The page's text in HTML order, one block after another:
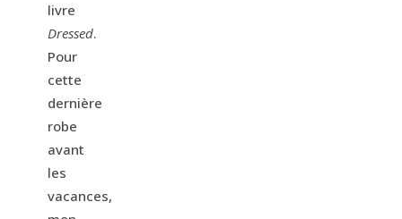
livre
Dressed.
Pour
cette
dernière
robe
avant
les
vacances,